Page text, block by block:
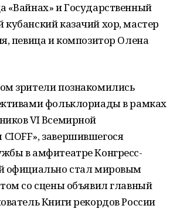
«Вайнах» и Государственный
кубанский казачий хор, мастер
певица и композитор Олена
зрители познакомились
фольклориады в рамках
VI Всемирной
завершившегося
в амфитеатре Конгресс-
официально стал мировым
со сцены объявил главный
Книги рекордов России